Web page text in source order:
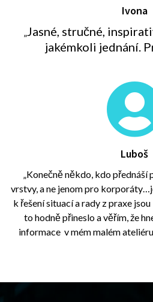
Ivona
„Jasné, stručné,
jakémkoli jednání.
Luboš
„Konečně někdo, kdo
vrstvy, a ne jenom pro
k řešení situací a rady z praxe
to hodně přineslo a věřím, že
informace v mém malém